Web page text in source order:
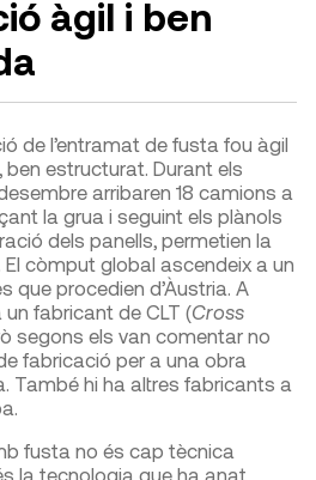
àgil i ben
de l’entramat de fusta fou àgil
ben estructurat. Durant els
arribaren 18 camions a
la grua i seguint els plànols
dels panells, permetien la
El còmput global ascendeix a un
procedien d’Àustria. A
fabricant de CLT (Cross
segons els van comentar no
fabricació per a una obra
També hi ha altres fabricants a
fusta no és cap tècnica
la tecnologia que ha anat